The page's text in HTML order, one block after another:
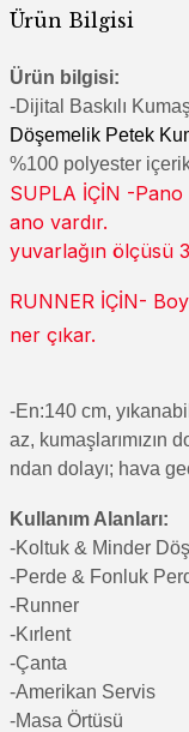
Ürün Bilgisi
Ürün bilgisi:
-Dijital Baskılı
Döşemelik Petek
%100 polyester
SUPLA İÇİN -
ano vardır.
yuvarlağın ölçüsü
RUNNER İÇİN-
ner çıkar.
-En:140 cm,
az, kumaşlarımızın
ndan dolayı; hava
Kullanım Alanları:
-Koltuk & Minder
-Perde & Fonluk
-Runner
-Kırlent
-Çanta
-Amerikan Servis
-Masa Örtüsü